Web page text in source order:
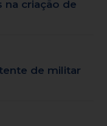
na criação de
de militar